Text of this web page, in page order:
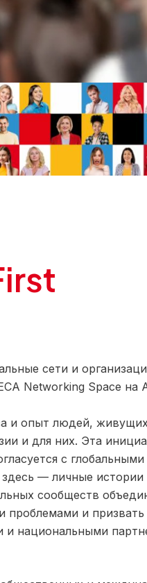
сети и
Networking Space на
и опыт людей,
и для них. Эта
с глобальными
— личные истории
сообществ
проблемами и призвать
национальными